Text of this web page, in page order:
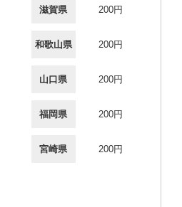
滋賀県 200円
和歌山県 200円
山口県 200円
福岡県 200円
宮崎県 200円